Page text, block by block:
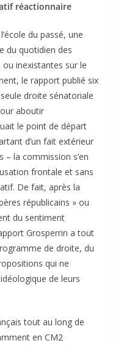
réactionnaire
du passé, une
du quotidien des
inexistantes sur le
le rapport publié six
droite sénatoriale
aboutir
le point de départ
d’un fait extérieur
– la commission s’en
frontale et sans
De fait, après la
républicains » ou
du sentiment
Grosperrin a tout
de droite, du
qui ne
de leurs
tout au long de
en CM2